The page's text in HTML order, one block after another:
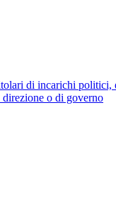
di incarichi politici,
direzione o di governo